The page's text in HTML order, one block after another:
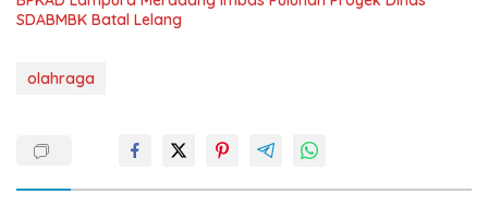
SDABMBK Batal Lelang
olahraga